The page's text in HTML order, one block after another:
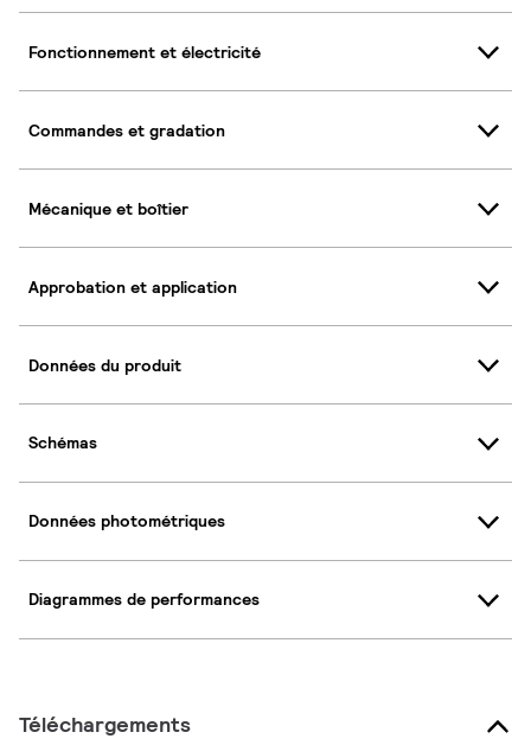
Fonctionnement et électricité
Commandes et gradation
Mécanique et boîtier
Approbation et application
Données du produit
Schémas
Données photométriques
Diagrammes de performances
Téléchargements